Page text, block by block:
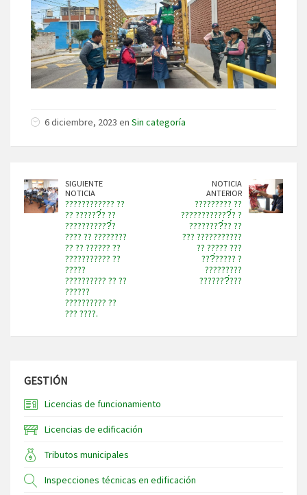
6 diciembre, 2023 en Sin categoría
SIGUIENTE
NOTICIA
???????????? ??
?? ??????́? ??
???????????́?
???? ?? ????????
?? ?? ?????? ??
??????????? ??
?????
?????????? ?? ??
??????
?????????? ??
??? ????.
NOTICIA
ANTERIOR
????????? ??
????????????́? ?
????????́?? ??
??? ???????????
?? ????? ???
???́????? ?
?????????
???????́???
GESTIÓN
Licencias de funcionamiento
Licencias de edificación
Tributos municipales
Inspecciones técnicas en edificación